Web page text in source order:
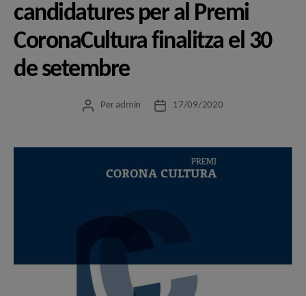
candidatures per al Premi
CoronaCultura finalitza el 30
de setembre
Autor
Per admin
Data17/09/2020